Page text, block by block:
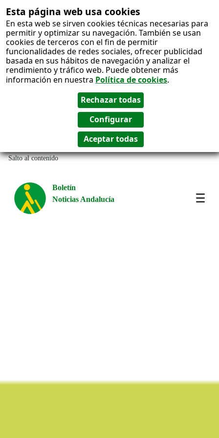
Esta página web usa cookies
En esta web se sirven cookies técnicas necesarias para
permitir y optimizar su navegación. También se usan
cookies de terceros con el fin de permitir
funcionalidades de redes sociales, ofrecer publicidad
basada en sus hábitos de navegación y analizar el
rendimiento y tráfico web. Puede obtener más
información en nuestra Política de cookies.
Salto al contenido
Boletín
Noticias Andalucía